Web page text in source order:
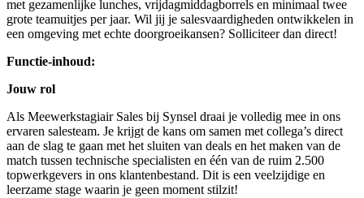
met gezamenlijke lunches, vrijdagmiddagborrels en minimaal twee
grote teamuitjes per jaar. Wil jij je salesvaardigheden ontwikkelen in
een omgeving met echte doorgroeikansen? Solliciteer dan direct!
Functie-inhoud:
Jouw rol
Als Meewerkstagiair Sales bij Synsel draai je volledig mee in ons
ervaren salesteam. Je krijgt de kans om samen met collega’s direct
aan de slag te gaan met het sluiten van deals en het maken van de
match tussen technische specialisten en één van de ruim 2.500
topwerkgevers in ons klantenbestand. Dit is een veelzijdige en
leerzame stage waarin je geen moment stilzit!